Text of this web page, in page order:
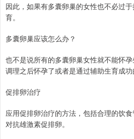
因此，如果有多囊卵巢的女性也不必过
育。
多囊卵巢应该怎么办？
也不是说所有的多囊卵巢女性就不能怀
调理之后怀孕了或者是通过辅助生育成功
促排卵治疗
应用促排卵治疗的方法，包括合理的饮
对抗雄激素促排卵。